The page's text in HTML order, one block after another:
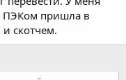
ПЭКом пришла в
скотчем.